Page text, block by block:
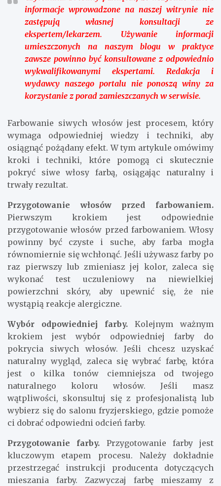
informacje wprowadzone na naszej witrynie nie
zastępują własnej konsultacji ze
ekspertem/lekarzem. Używanie informacji
umieszczonych na naszym blogu w praktyce
zawsze powinno być konsultowane z odpowiednio
wykwalifikowanymi ekspertami. Redakcja i
wydawcy naszego portalu nie ponoszą winy za
korzystanie z porad zamieszczanych w serwisie.
Farbowanie siwych włosów jest procesem, który
wymaga odpowiedniej wiedzy i techniki, aby
osiągnąć pożądany efekt. W tym artykule omówimy
kroki i techniki, które pomogą ci skutecznie
pokryć siwe włosy farbą, osiągając naturalny i
trwały rezultat.
Przygotowanie włosów przed farbowaniem.
Pierwszym krokiem jest odpowiednie
przygotowanie włosów przed farbowaniem. Włosy
powinny być czyste i suche, aby farba mogła
równomiernie się wchłonąć. Jeśli używasz farby po
raz pierwszy lub zmieniasz jej kolor, zaleca się
wykonać test uczuleniowy na niewielkiej
powierzchni skóry, aby upewnić się, że nie
wystąpią reakcje alergiczne.
Wybór odpowiedniej farby. Kolejnym ważnym
krokiem jest wybór odpowiedniej farby do
pokrycia siwych włosów. Jeśli chcesz uzyskać
naturalny wygląd, zaleca się wybrać farbę, która
jest o kilka tonów ciemniejsza od twojego
naturalnego koloru włosów. Jeśli masz
wątpliwości, skonsultuj się z profesjonalistą lub
wybierz się do salonu fryzjerskiego, gdzie pomoże
ci dobrać odpowiedni odcień farby.
Przygotowanie farby. Przygotowanie farby jest
kluczowym etapem procesu. Należy dokładnie
przestrzegać instrukcji producenta dotyczących
mieszania farby. Zazwyczaj farbę mieszamy z